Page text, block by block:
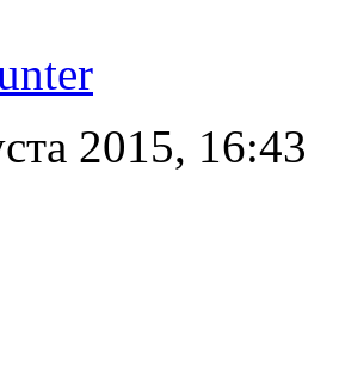
2015, 16:43